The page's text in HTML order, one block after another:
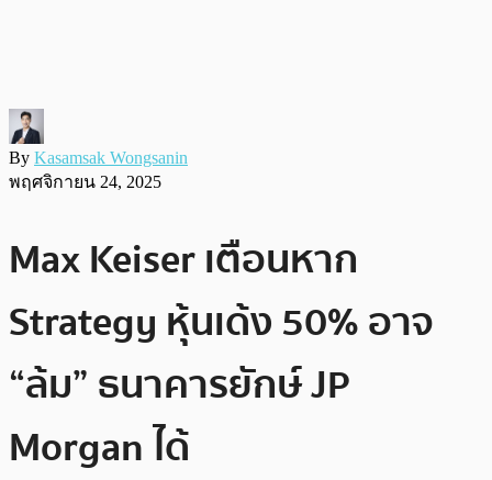
By Kasamsak Wongsanin
พฤศจิกายน 24, 2025
Max Keiser เตือนหาก
Strategy หุ้นเด้ง 50% อาจ
“ล้ม” ธนาคารยักษ์ JP
Morgan ได้